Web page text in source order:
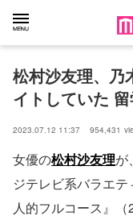
松村沙友理、乃
イトしていた
2023.07.12 11:37 954,431
女優の松村沙友理が
ジテレビ系バラエ
人的フルコース』